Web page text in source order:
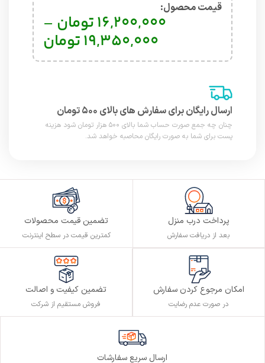
قیمت محصول:​
16,200,000تومان –
19,350,000تومان
ارسال رایگان برای سفارش های بالای ۵۰۰ تومان
چنان چه جمع صورت حساب شما بالای ۵۰۰ هزار تومان شود هزینه
پست برای شما به صورت رایگان محاصبه خواهد شد.
پرداخت درب منزل
بعد از دریافت سفارش
تضمین قیمت محصولات
کمترین قیمت در سطح اینترنت
امکان مرجوع کردن سفارش
در صورت عدم رضایت
تضمین کیفیت و اصالت
فروش مستقیم از شرکت
ارسال سریع سفارشات